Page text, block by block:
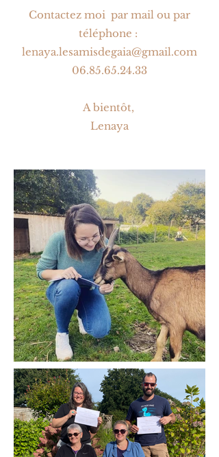
Contactez moi par mail ou par
téléphone :
lenaya.lesamisdegaia@gmail.com
06.85.65.24.33
A bientôt,
Lenaya